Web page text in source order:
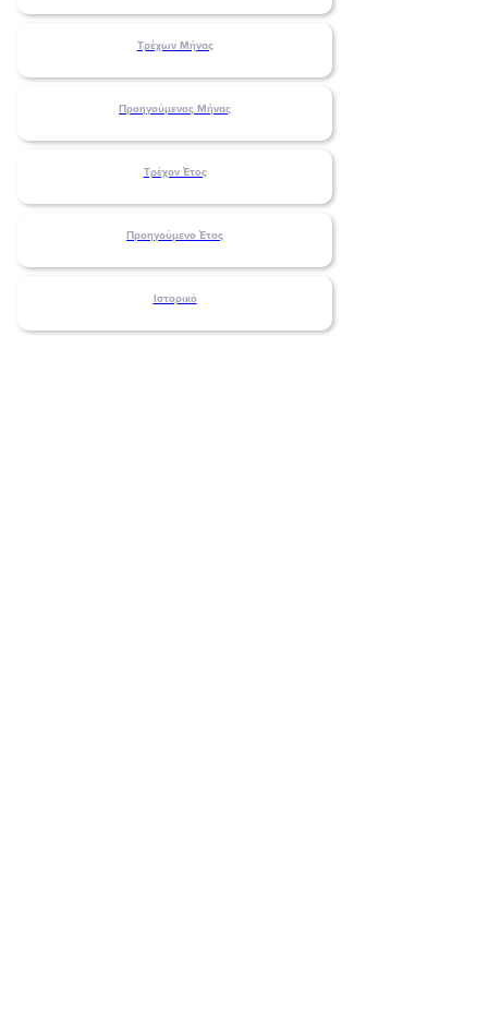
Τρέχων Μήνας
Προηγούμενος Μήνας
Τρέχον Έτος
Προηγούμενο Έτος
Ιστορικό